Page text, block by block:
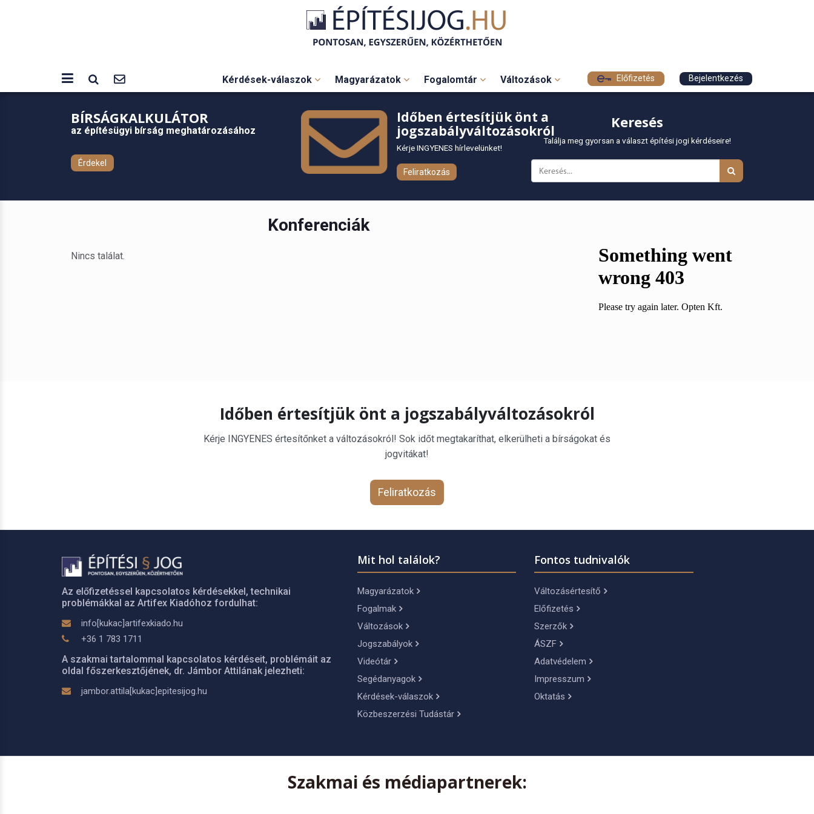
Kérdések-válaszok Magyarázatok Fogalomtár Változások Előfizetés Bejelentkezés
BÍRSÁGKALKULÁTOR
az építésügyi bírság meghatározásához
Érdekel
Időben értesítjük önt a
jogszabályváltozásokról
Kérje INGYENES hírlevelünket!
Feliratkozás
Keresés
Találja meg gyorsan a választ építési jogi kérdéseire!
Konferenciák
Nincs találat.
Időben értesítjük önt a jogszabályváltozásokról
Kérje INGYENES értesítőnket a változásokról! Sok időt megtakaríthat, elkerülheti a bírságokat és
jogvitákat!
Feliratkozás
Az előfizetéssel kapcsolatos kérdésekkel, technikai
problémákkal az Artifex Kiadóhoz fordulhat:
info[kukac]artifexkiado.hu
+36 1 783 1711
A szakmai tartalommal kapcsolatos kérdéseit, problémáit az
oldal főszerkesztőjének, dr. Jámbor Attilának jelezheti:
jambor.attila[kukac]epitesijog.hu
Mit hol találok?
Magyarázatok
Fogalmak
Változások
Jogszabályok
Videótár
Segédanyagok
Kérdések-válaszok
Közbeszerzési Tudástár
Fontos tudnivalók
Változásértesítő
Előfizetés
Szerzők
ÁSZF
Adatvédelem
Impresszum
Oktatás
Szakmai és médiapartnerek: